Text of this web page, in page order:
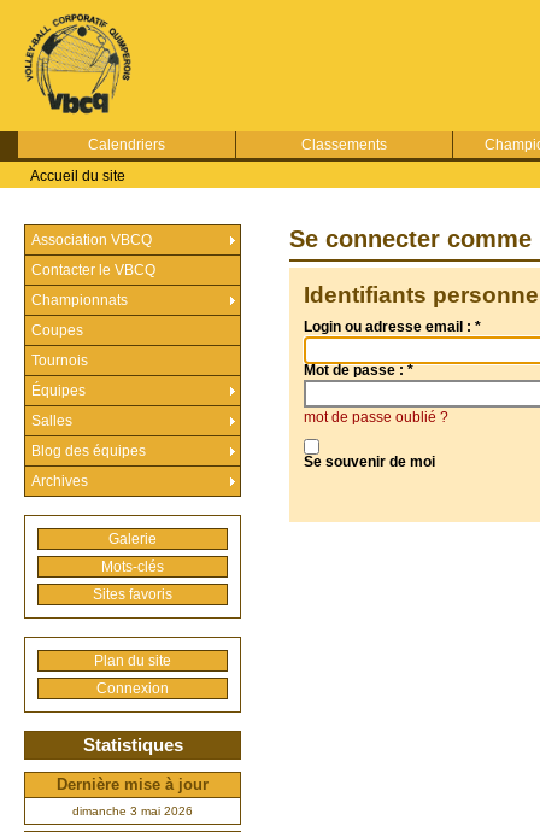
Calendriers Classements
Accueil du site
Se connecter
Identifiants
Login ou adresse email : *
Mot de passe :*
mot de passe oublié ?
Se souvenir de moi
Association VBCQ
Contacter le VBCQ
Championnats
Coupes
Tournois
Équipes
Salles
Blog des équipes
Archives
Galerie
Mots-clés
Sites favoris
Plan du site
Connexion
Statistiques
Dernière mise à jour
dimanche 3 mai 2026